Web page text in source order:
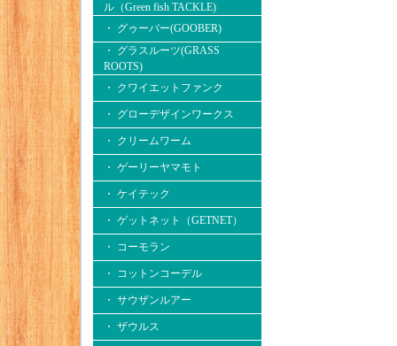
ル（Green fish TACKLE)
・ グゥーバー(GOOBER)
・ グラスルーツ(GRASS
ROOTS)
・ クワイエットファンク
・ グローデザインワークス
・ クリームワーム
・ ゲーリーヤマモト
・ ケイテック
・ ゲットネット（GETNET）
・ コーモラン
・ コットンコーデル
・ サウザンルアー
・ ザウルス